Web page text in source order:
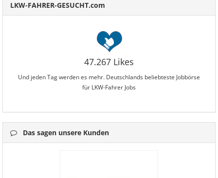
LKW-FAHRER-GESUCHT.com
47.267 Likes
Und jeden Tag werden es mehr. Deutschlands beliebteste Jobbörse
für LKW-Fahrer Jobs
Das sagen unsere Kunden